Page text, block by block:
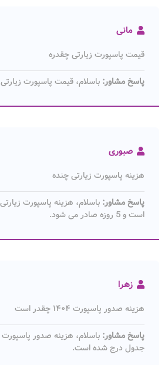
مانی
قیمت پاسپورت زیارتی چقدره
پاسخ مشاور: باسلام، قیمت پاسپورت زیارتی 75 هزار تومان است.
صبوری
هزینه پاسپورت زیارتی چنده
پاسخ مشاور:
است و 5 روزه صادر می شود.
زهرا
هزینه صدور پاسپورت ۱۴۰۴ چقدر است
پاسخ مشاور:
جدول درج شده است.